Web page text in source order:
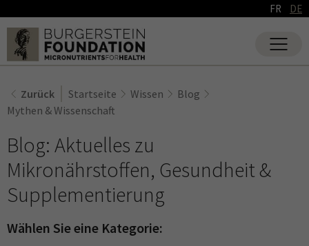
FR DE
Zurück Startseite Wissen
Blog
Mythen & Wissenschaft
Blog: Aktuelles zu
Mikronährstoffen, Gesundheit &
Supplementierung
Wählen Sie eine Kategorie: